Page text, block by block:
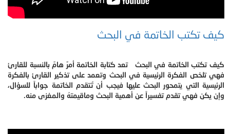
كيف تكتب الخاتمة في البحث
كيف تكتب الخاتمة في البحث تعد كتابة الخاتمة أمرٌ هامٌ بالنسبة للقارئ
فهي تلخص الفكرة الرئيسية في البحث وتعمد على تذكير القارئ بالفكرة
الرئيسية التي يتمحور البحث عليها فيجب أن تُتقدم الخاتمة جواباً للسؤال،
وإن يكن فهي تقدم تفسيراً عن أهمية البحث وماقيمتهُ والمغزى منه.